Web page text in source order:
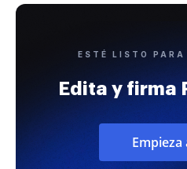
ESTÉ LISTO PARA
Edita y firma
Empieza